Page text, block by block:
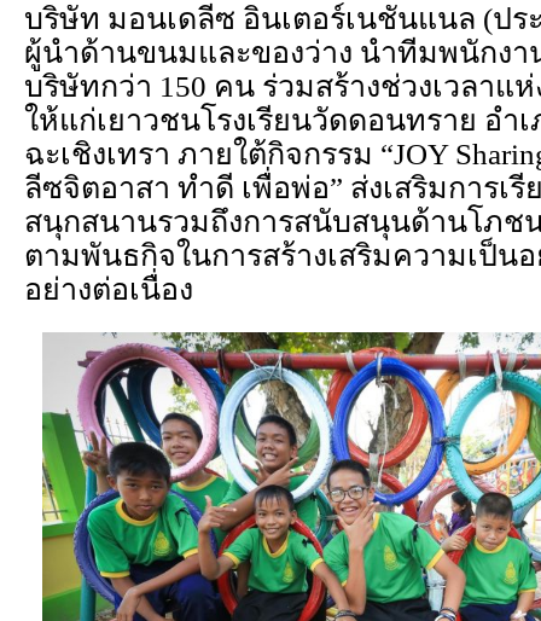
บริษัท มอนเดลีซ อินเตอร์เนชันแนล (ปร
ผู้นำด้านขนมและของว่าง นำทีมพนักงา
บริษัทกว่า 150 คน ร่วมสร้างช่วงเวลาแ
ให้แก่เยาวชนโรงเรียนวัดดอนทราย อำ
ฉะเชิงเทรา ภายใต้กิจกรรม “JOY
ลีซจิตอาสา ทำดี เพื่อพ่อ” ส่งเสริมการเ
สนุกสนานรวมถึงการสนับสนุนด้านโภช
ตามพันธกิจในการสร้างเสริมความเป็น
อย่างต่อเนื่อง